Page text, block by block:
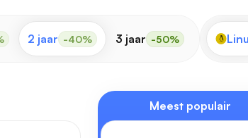
2 jaar -40% 3 jaar -50%
Meest populair